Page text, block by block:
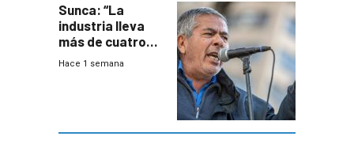
Sunca: “La
industria lleva
más de cuatro
meses sin
Hace 1 semana